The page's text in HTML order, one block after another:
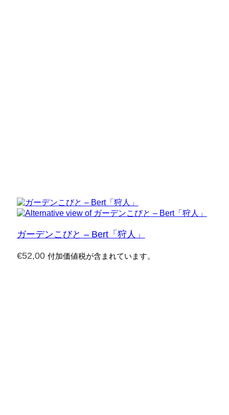
ガーデンこびと – Bert「狩人」
€52,00 付加価値税が含まれています。